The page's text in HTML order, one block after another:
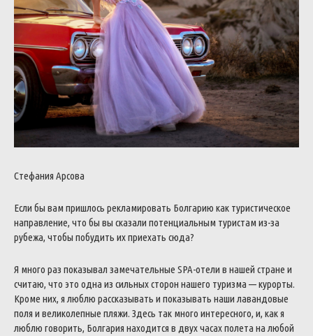
Стефания Арсова
Если бы вам пришлось рекламировать Болгарию как туристическое
направление, что бы вы сказали потенциальным туристам из-за
рубежа, чтобы побудить их приехать сюда?
Я много раз показывал замечательные SPA-отели в нашей стране и
считаю, что это одна из сильных сторон нашего туризма — курорты.
Кроме них, я люблю рассказывать и показывать наши лавандовые
поля и великолепные пляжи. Здесь так много интересного, и, как я
люблю говорить, Болгария находится в двух часах полета на любой